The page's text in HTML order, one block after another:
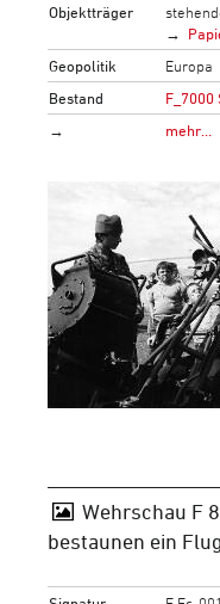
Objektträger
Geopolitik
Europa
Bestand
→
mehr…
Wehrschau F
bestaunen ein